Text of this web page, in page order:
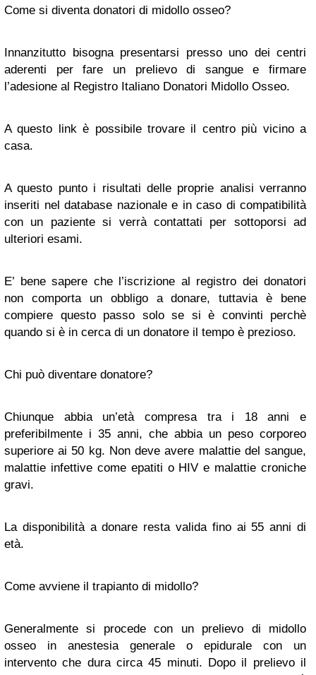
Come si diventa donatori di midollo osseo?
Innanzitutto bisogna presentarsi presso uno dei centri
aderenti per fare un prelievo di sangue e firmare
l’adesione al Registro Italiano Donatori Midollo Osseo.
A questo link è possibile trovare il centro più vicino a
casa.
A questo punto i risultati delle proprie analisi verranno
inseriti nel database nazionale e in caso di compatibilità
con un paziente si verrà contattati per sottoporsi ad
ulteriori esami.
E’ bene sapere che l’iscrizione al registro dei donatori
non comporta un obbligo a donare, tuttavia è bene
compiere questo passo solo se si è convinti perchè
quando si è in cerca di un donatore il tempo è prezioso.
Chi può diventare donatore?
Chiunque abbia un’età compresa tra i 18 anni e
preferibilmente i 35 anni, che abbia un peso corporeo
superiore ai 50 kg. Non deve avere malattie del sangue,
malattie infettive come epatiti o HIV e malattie croniche
gravi.
La disponibilità a donare resta valida fino ai 55 anni di
età.
Come avviene il trapianto di midollo?
Generalmente si procede con un prelievo di midollo
osseo in anestesia generale o epidurale con un
intervento che dura circa 45 minuti. Dopo il prelievo il